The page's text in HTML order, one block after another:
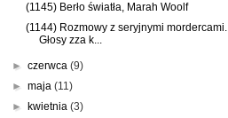
(1145) Berło światła, Marah Woolf
(1144) Rozmowy z seryjnymi mordercami.
Głosy zza k...
►czerwca(9)
►maja(11)
► kwietnia(3)